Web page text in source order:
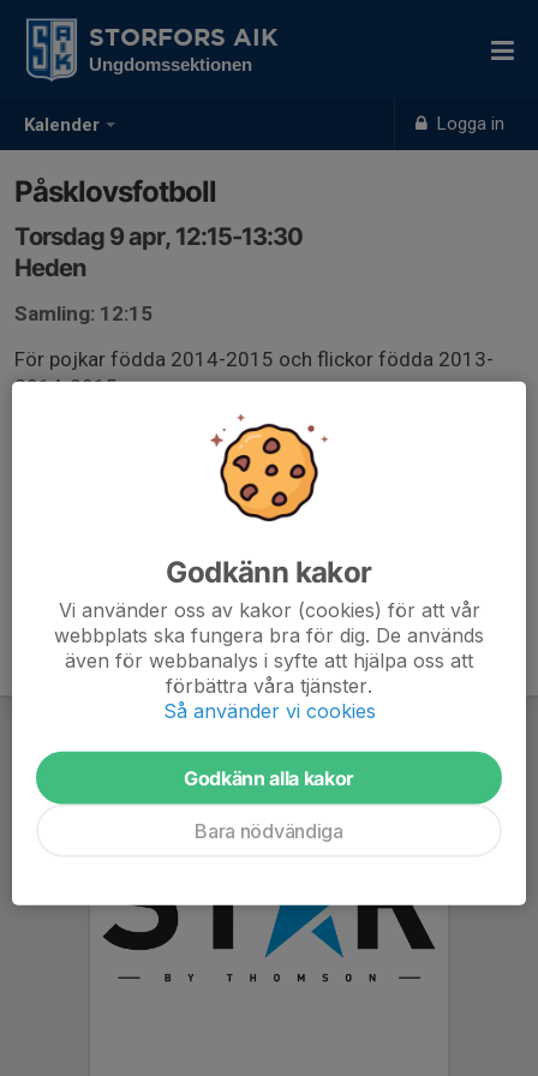
Kalender Logga in
STORFORS AIK
Ungdomssektionen
Påsklovsfotboll
Torsdag 9 apr, 12:15-13:30
Heden
Samling: 12:15
För pojkar födda 2014-2015 och flickor födda 2013-
2014-2015
Godkänn kakor
Vi använder oss av kakor (cookies) för att vår
webbplats ska fungera bra för dig. De används
även för webbanalys i syfte att hjälpa oss att
förbättra våra tjänster.
Så använder vi cookies
Godkänn alla kakor
Bara nödvändiga